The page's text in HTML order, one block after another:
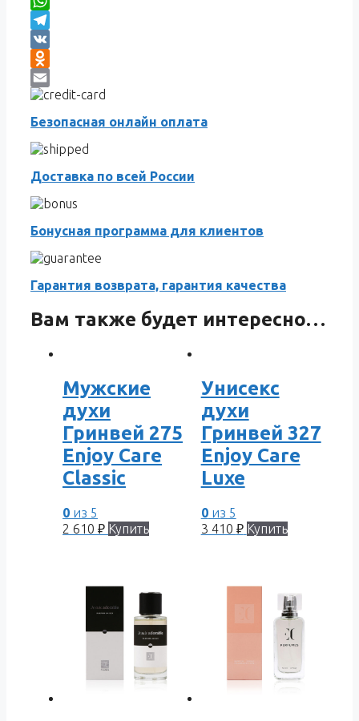
WhatsApp
Telegram
VK
Odnoklassniki
Email
Безопасная онлайн оплата
Доставка по всей России
Бонусная программа для клиентов
Гарантия возврата, гарантия качества
Вам также будет интересно…
Мужские
духи
Гринвей 275
Enjoy Care
Classic
0 из 5
2 610 ₽ Купить
Унисекс
духи
Гринвей 327
Enjoy Care
Luxe
0из 5
3 410 ₽ Купить